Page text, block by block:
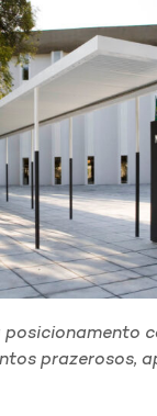
prazerosos,